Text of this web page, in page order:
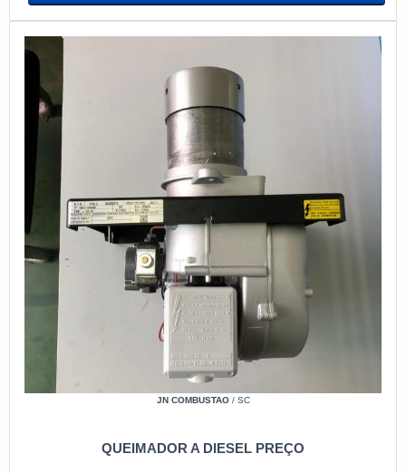
JN COMBUSTAO/ SC
QUEIMADOR A DIESEL PREÇO